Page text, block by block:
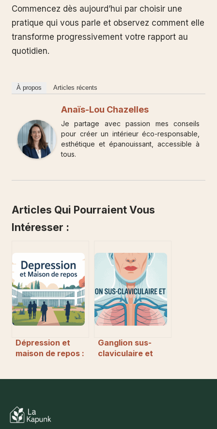
Commencez dès aujourd’hui par choisir une
pratique qui vous parle et observez comment elle
transforme progressivement votre rapport au
quotidien.
À propos Articles récents
Anaïs-Lou Chazelles
Je partage avec passion mes conseils
pour créer un intérieur éco-responsable,
esthétique et épanouissant, accessible à
tous.
Articles Qui Pourraient Vous
Intéresser :
Dépression et
maison de repos :
Ganglion sus-
claviculaire et